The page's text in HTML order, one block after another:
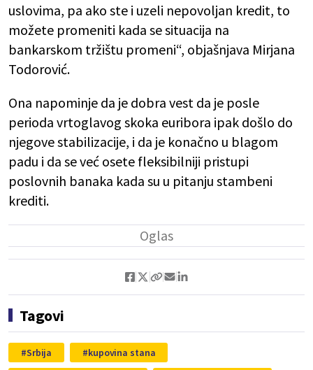
uslovima, pa ako ste i uzeli nepovoljan kredit, to
možete promeniti kada se situacija na
bankarskom tržištu promeni“, objašnjava Mirjana
Todorović.
Ona napominje da je dobra vest da je posle
perioda vrtoglavog skoka euribora ipak došlo do
njegove stabilizacije, i da je konačno u blagom
padu i da se već osete fleksibilniji pristupi
poslovnih banaka kada su u pitanju stambeni
krediti.
Tagovi
Srbija
kupovina stana